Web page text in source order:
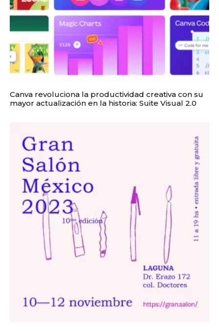
Canva revoluciona la productividad creativa con su
mayor actualización en la historia: Suite Visual 2.0